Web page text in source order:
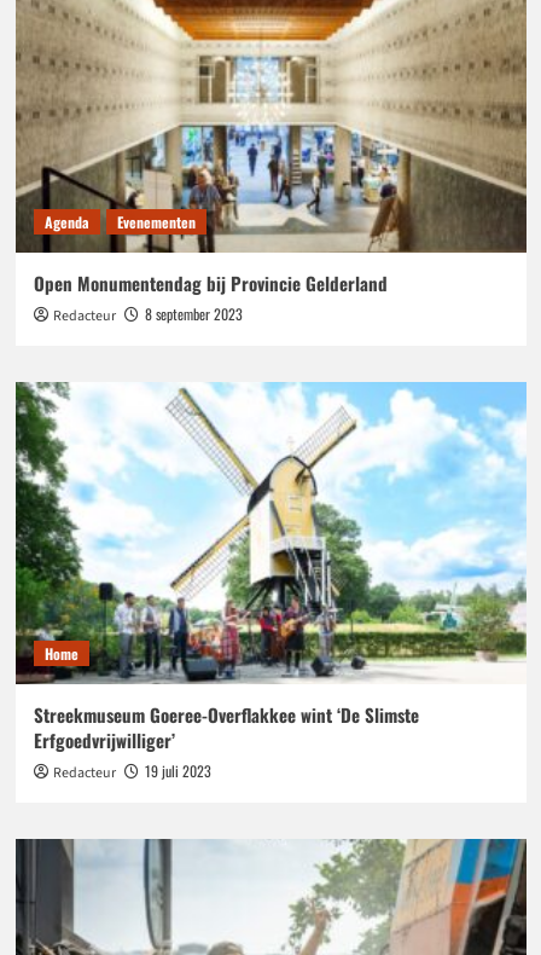
Agenda Evenementen
Open Monumentendag bij Provincie Gelderland
Redacteur 8 september 2023
Home
Streekmuseum Goeree-Overflakkee wint ‘De Slimste
Erfgoedvrijwilliger’
Redacteur 19 juli 2023